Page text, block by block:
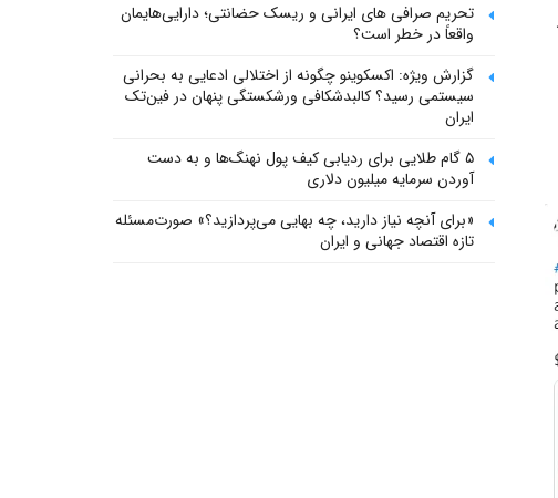
تحریم صرافی های ایرانی و ریسک حضانتی؛ دارایی‌هایمان
واقعاً در خطر است؟
گزارش ویژه: اکسکوینو چگونه از اختلالی ادعایی به بحرانی
سیستمی رسید؟ کالبدشکافی ورشکستگی پنهان در فین‌تک
ایران
۵ گام طلایی برای ردیابی کیف پول‌ نهنگ‌ها و به دست
آوردن سرمایه میلیون دلاری
«برای آنچه نیاز دارید، چه بهایی می‌پردازید؟» صورت‌مسئله
تازه اقتصاد جهانی و ایران